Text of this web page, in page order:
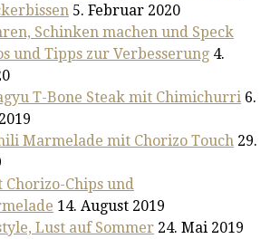
5. Februar 2020
Schinken machen und Speck
und Tipps zur Verbesserung 4.
T-Bone Steak mit Chimichurri 6.
Marmelade mit Chorizo Touch 29.
Chips und
14. August 2019
Lust auf Sommer 24. Mai 2019